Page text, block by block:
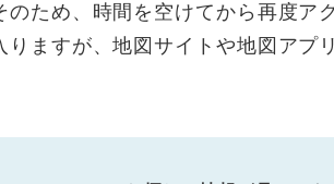
のため、時間を空けてから再度ア
りますが、地図サイトや地図アプ